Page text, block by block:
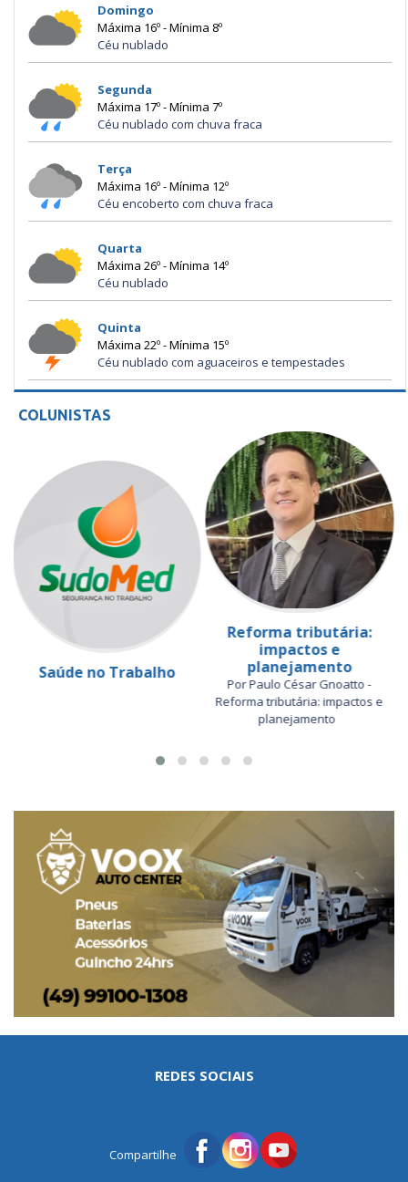
Domingo
Máxima 16º - Mínima 8º
Céu nublado
Segunda
Máxima 17º - Mínima 7º
Céu nublado com chuva fraca
Terça
Máxima 16º - Mínima 12º
Céu encoberto com chuva fraca
Quarta
Máxima 26º - Mínima 14º
Céu nublado
Quinta
Máxima 22º - Mínima 15º
Céu nublado com aguaceiros e tempestades
COLUNISTAS
Saúde no Trabalho
Reforma tributária:
impactos e
planejamento
Por Paulo César Gnoatto -
Reforma tributária: impactos e
planejamento
REDES SOCIAIS
Compartilhe